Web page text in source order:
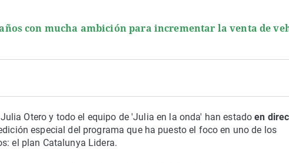
con mucha ambición para incrementar la venta de
Otero y todo el equipo de 'Julia en la onda' han estado en
especial del programa que ha puesto el foco en uno de los
el plan Catalunya Lidera.